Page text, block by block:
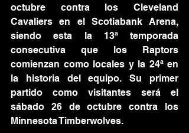
octubre contra los Cleveland
Cavaliers en el Scotiabank Arena,
siendo esta la 13ª temporada
consecutiva que los Raptors
comienzan como locales y la 24ª en
la historia del equipo. Su primer
partido como visitantes será el
sábado 26 de octubre contra los
Minnesota Timberwolves.